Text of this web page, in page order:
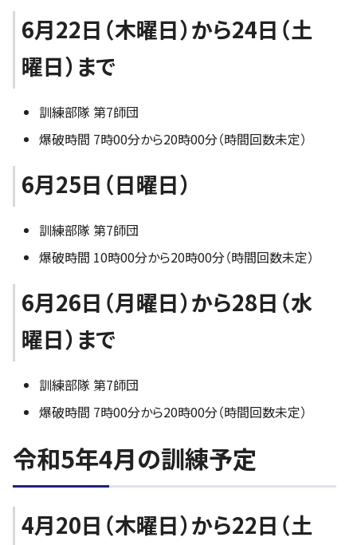
6月22日（木曜日）から24日（土
曜日）まで
訓練部隊 第7師団
爆破時間 7時00分から20時00分（時間回数未定）
6月25日（日曜日）
訓練部隊 第7師団
爆破時間 10時00分から20時00分（時間回数未定）
6月26日（月曜日）から28日（水
曜日）まで
訓練部隊 第7師団
爆破時間 7時00分から20時00分（時間回数未定）
令和5年4月の訓練予定
4月20日（木曜日）から22日（土